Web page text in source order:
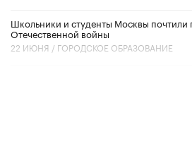
Школьники и студенты Москвы почтили
Отечественной войны
22 ИЮНЯ / ГОРОДСКОЕ ОБРАЗОВАНИЕ